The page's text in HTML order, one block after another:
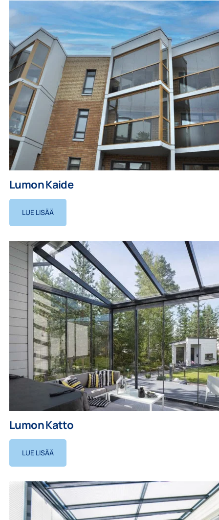
Lumon Kaide
LUE LISÄÄ
Lumon Katto
LUE LISÄÄ